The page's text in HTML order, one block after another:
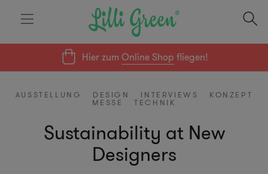
Hier zumOnline Shop fliegen!
AUSSTELLUNG DESIGN INTERVIEWS KONZEPT
MESSE TECHNIK
Sustainability at New
Designers